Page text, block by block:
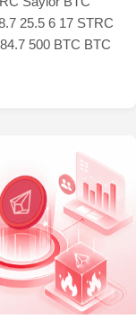
25.5 6 17 STRC
500 BTC BTC